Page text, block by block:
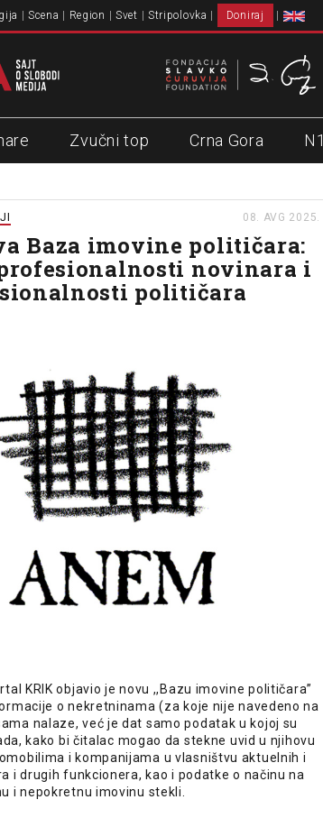
Scena Region Svet Stripolovka Doniraj
Zvučni top Crna Gora N1
08. AVG 2025.
Baza imovine političara:
novinara i
političara
KRIK objavio je novu ,,Bazu imovine političara”
o nekretninama (za koje nije navedeno na
nalaze, već je dat samo podatak u kojoj su
kako bi čitalac mogao da stekne uvid u njihovu
i kompanijama u vlasništvu aktuelnih i
i drugih funkcionera, kao i podatke o načinu na
i nepokretnu imovinu stekli.